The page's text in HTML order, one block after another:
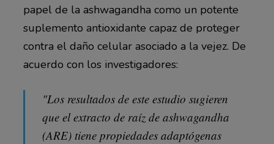
papel de la ashwagandha como un potente
suplemento antioxidante capaz de proteger
contra el daño celular asociado a la vejez. De
acuerdo con los investigadores:
"Los resultados de este estudio sugieren
que el extracto de raíz de ashwagandha
(ARE) tiene propiedades adaptógenas